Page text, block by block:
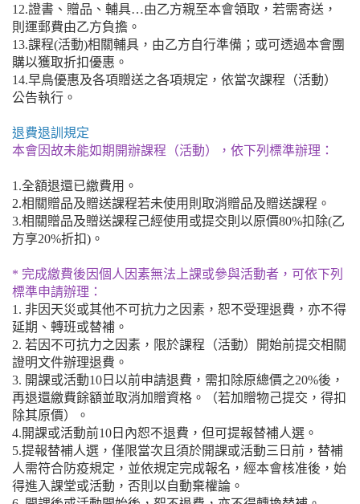
12.證書、贈品、輔具…由乙方親至本會領取，若需寄送，
則運郵費由乙方負擔。
13.課程(活動)相關輔具，由乙方自行準備；或可透過本會團
購以獲取折扣優惠。
14.早鳥優惠及各項贈送之各項規定，依當次課程（活動）
公告執行。
退費退訓規定
本會因故未能如期開辦課程（活動），依下列標準辦理：
1.全額退還已繳費用。
2.相關贈品及贈送課程若未使用則取消贈品及贈送課程。
3.相關贈品及贈送課程己經使用或提交則以原價80%扣除(乙
方享20%折扣)。
* 完成繳費後因個人因素無法上課或參與活動者，可依下列
標準申請辦理：
1. 非因天災或其他不可抗力之因素，恕不受理退費，亦不得
延期、轉班或替補。
2. 若因不可抗力之因素，限於課程（活動）開始前提交相關
證明文件辦理退費。
3. 開課或活動10日以前申請退費，需扣除原總價之20%後，
再退還繳費餘額並取消加贈資格。（若加贈物己提交，得扣
除其原價）。
4.開課或活動前10日內恕不退費，但可提報替補人選。
5.提報替補人選，僅限當次且須於開課或活動三日前，替補
人需符合防疫規定，並依規定完成報名，經本會核准後，始
得進入課堂或活動，否則以自動棄權論。